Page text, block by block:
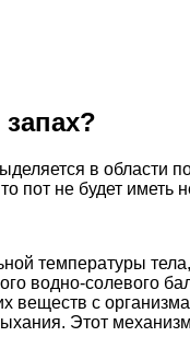
в области
пот не будет
температуры тела,
водно-солевого
веществ с
Этот